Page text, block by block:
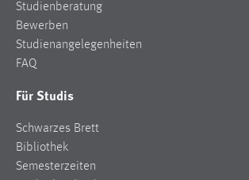
Studienberatung
Bewerben
Studienangelegenheiten
FAQ
Für Studis
Schwarzes Brett
Bibliothek
Semesterzeiten